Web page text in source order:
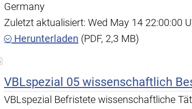
Germany
Zuletzt aktualisiert: Wed May 14 22:00:00
Herunterladen (PDF, 2,3 MB)
VBLspezial 05 wissenschaftlich
VBLspezial Befristete wissenschaftliche